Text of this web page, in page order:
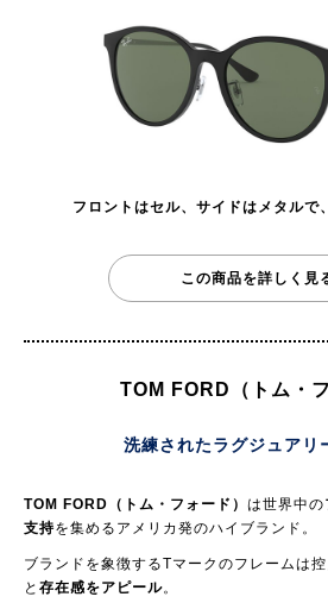
フロントはセル、サイドはメタルで
この商品を詳しく見
TOM FORD（トム・
洗練されたラグジュアリ
TOM FORD（トム・フォード） は世界中の
支持を集めるアメリカ発のハイブランド。
ブランドを象徴するTマークのフレームは
と 存在感をアピール。